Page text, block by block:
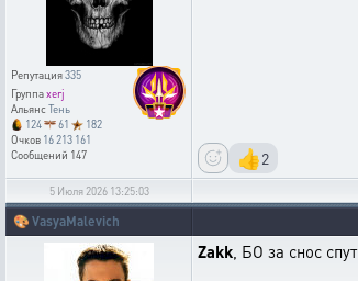
Репутация335
Группаxerj
АльянсТень
124
61
182
Очков 16 213 161
Сообщений 147 👍2
5 Июля 2026 13:25:03
🎨 VasyaMalevich
Zakk, БО за снос